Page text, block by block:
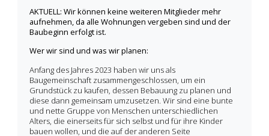
AKTUELL: Wir können keine weiteren Mitglieder mehr
aufnehmen, da alle Wohnungen vergeben sind und der
Baubeginn erfolgt ist.
Wer wir sind und was wir planen:
Anfang des Jahres 2023 haben wir uns als
Baugemeinschaft zusammengeschlossen, um ein
Grundstück zu kaufen, dessen Bebauung zu planen und
diese dann gemeinsam umzusetzen. Wir sind eine bunte
und nette Gruppe von Menschen unterschiedlichen
Alters, die einerseits für sich selbst und für ihre Kinder
bauen wollen, und die auf der anderen Seite